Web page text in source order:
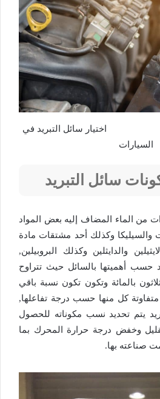
التبريد في
السيارات
سائل التبريد
من الماء المضاف إليه بعض المواد
والسيليكا وكذلك أحد مشتقات مادة
والدايثلين وكذلك البروبيلين,
حسب أهميتها بالسائل حيث تتراوح
بالمائة وتكون تكون نسبة باقي
متفاوتة كل منها حسب درجة تفاعلها,
يتم تحديد نسب مكوناته للحصول
وخفض درجة حرارة المحرك بما
صناعته بها.